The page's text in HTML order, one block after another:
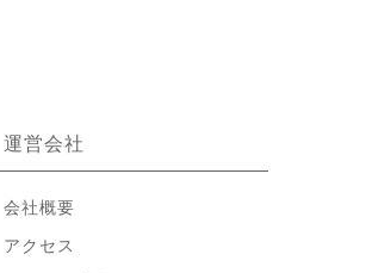
運営会社
会社概要
アクセス